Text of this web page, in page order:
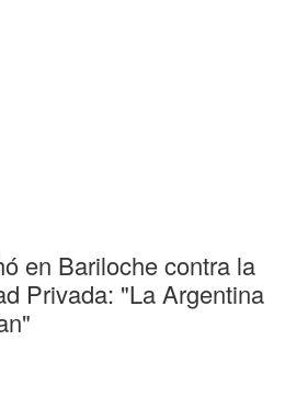
en Bariloche contra la
Privada: "La Argentina